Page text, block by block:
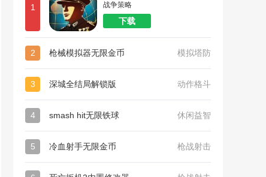
1 战争策略
下载
2 枪械模拟器无限金币 模拟塔防
3 深城全结局解锁版 动作格斗
4 smash hit无限铁球 休闲益智
5 冷血射手无限金币 枪战射击